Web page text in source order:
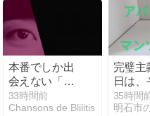
本番でしか出
会えない「新
しい自分」に
会いに行こう
33時間前
Chansons de Blilitis
完璧主
日は、
んの日
35時間